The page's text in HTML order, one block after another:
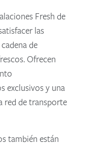
Fresh de
las
de
Ofrecen
exclusivos y una
red de transporte
también están